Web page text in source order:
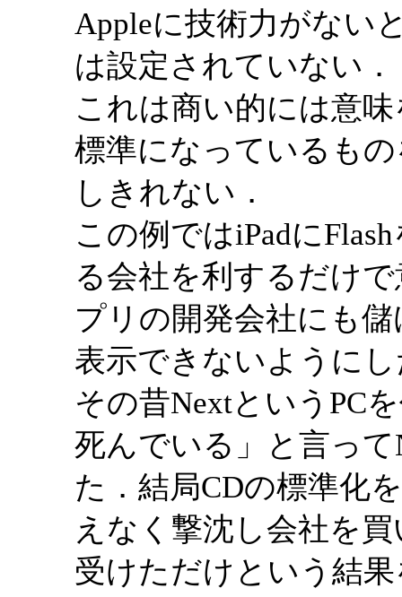
Appleに技術力がない
は設定されていない．
これは商い的には意
標準になっているも
しきれない．
この例ではiPadに
る会社を利するだけ
プリの開発会社にも
表示できないように
その昔NextというPC
死んでいる」と言っ
た．結局CDの標準化
えなく撃沈し会社を
受けただけという結